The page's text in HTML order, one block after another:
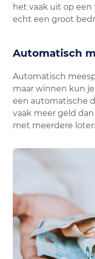
het vaak uit op
echt een groot
Automatisch
Automatisch
maar winnen kun
een automatische
vaak meer geld
met meerdere